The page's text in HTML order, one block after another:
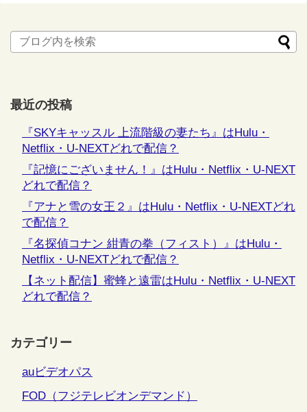
最近の投稿
『SKYキャッスル 上流階級の妻たち』はHulu・
Netflix・U-NEXTどれで配信？
『記憶にございません！』はHulu・Netflix・U-NEXT
どれで配信？
『アナと雪の女王２』はHulu・Netflix・U-NEXTどれ
で配信？
『名探偵コナン 紺青の拳（フィスト）』はHulu・
Netflix・U-NEXTどれで配信？
【ネット配信】蜜蜂と遠雷はHulu・Netflix・U-NEXT
どれで配信？
カテゴリー
auビデオパス
FOD（フジテレビオンデマンド）